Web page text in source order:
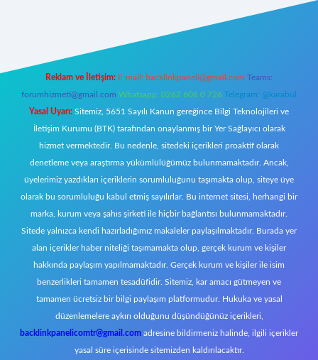
Reklam ve İletişim: E-mail: backlinkpaneli@gmail.com Teams:
forumhizmeti@gmail.com Whatsapp: 0262 606 0 726 Telegram: @karabul
Yasal Uyarı: Sitemiz, 5651 Sayılı Kanun gereğince Bilgi Teknolojileri ve
İletişim Kurumu (BTK) tarafından onaylanmış bir Yer Sağlayıcı olarak
hizmet vermektedir. Bu nedenle, sitedeki içerikleri proaktif olarak
denetleme veya araştırma yükümlülüğümüz bulunmamaktadır. Ancak,
üyelerimiz yazdıkları içeriklerin sorumluluğunu taşımakta olup, siteye üye
olarak bu sorumluluğu kabul etmiş sayılırlar. Bu internet sitesi, herhangi bir
marka, kurum veya şahıs şirketi ile hiçbir bağlantısı bulunmamaktadır.
Sitede yalnızca kendi hazırladığımız makaleler paylaşılmaktadır. Burada yer
alan içerikler haber niteliği taşımamakta olup, gerçek kurum ve kişiler
hakkında paylaşım yapılmamaktadır. Gerçek kurum ve kişiler ile isim
benzerlikleri tamamen tesadüfidir. Sitemiz, kar amacı gütmeyen ve
tamamen ücretsiz bir bilgi paylaşım platformudur. Hukuka ve yasal
düzenlemelere aykırı olduğunu düşündüğünüz içerikleri,
backlinkpanelicomtr@gmail.com adresine bildirmeniz halinde, ilgili içerikler
yasal süre içerisinde sitemizden kaldırılacaktır.